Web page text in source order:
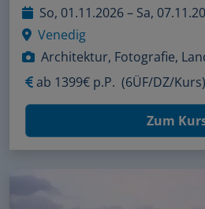
So, 01.11.2026 – Sa,
Venedig
Architektur, Fotografie,
ab 1399€ p.P. (6ÜF/DZ/Kurs)
Zum